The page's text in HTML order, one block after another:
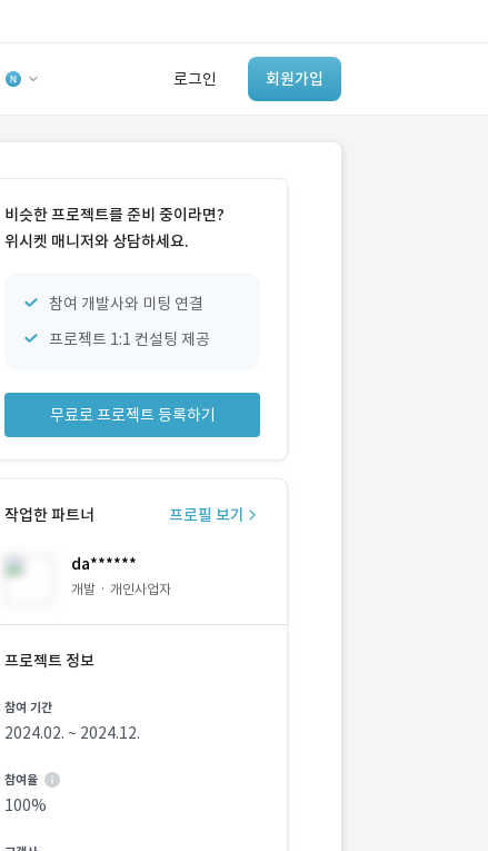
로그인 회원가입
‘이런 거’ 만들어본
개발 회사 있어?
비슷한 프로젝트를 준비 중이라면?
위시켓 매니저와 상담하세요.
참여 개발사와 미팅 연결
프로젝트 1:1 컨설팅 제공
무료로 프로젝트 등록하기
작업한 파트너 프로필 보기
da******
개발 · 개인사업자
프로젝트 정보
참여 기간
2024.02. ~ 2024.12.
참여율
100%